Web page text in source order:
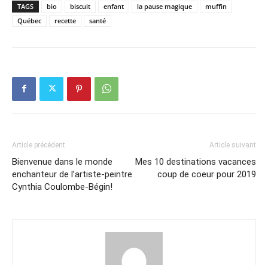
TAGS bio biscuit enfant la pause magique
muffin
Québec
recette santé
Article précédent
Bienvenue dans le monde
enchanteur de l’artiste-peintre
Cynthia Coulombe-Bégin!
Article suivant
Mes 10 destinations vacances
coup de coeur pour 2019